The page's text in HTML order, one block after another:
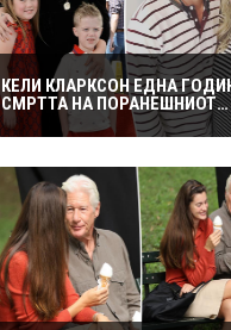
КЕЛИ КЛАРКСОН ЕДНА
СМРТТА НА ПОРАНЕШНИОТ
СОПРУГ: ЦЕЛОСНО ИМ СЕ
ПОСВЕТИЛА НА ДЕЦАТА ВО